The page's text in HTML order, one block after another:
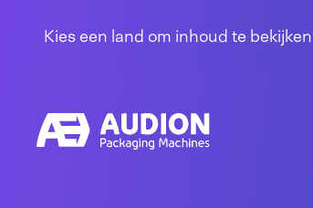
Kies een land om inhoud te